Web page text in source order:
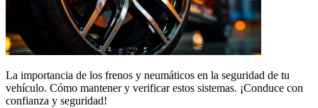
La importancia de los frenos y neumáticos en la seguridad de tu
vehículo. Cómo mantener y verificar estos sistemas. ¡Conduce con
confianza y seguridad!